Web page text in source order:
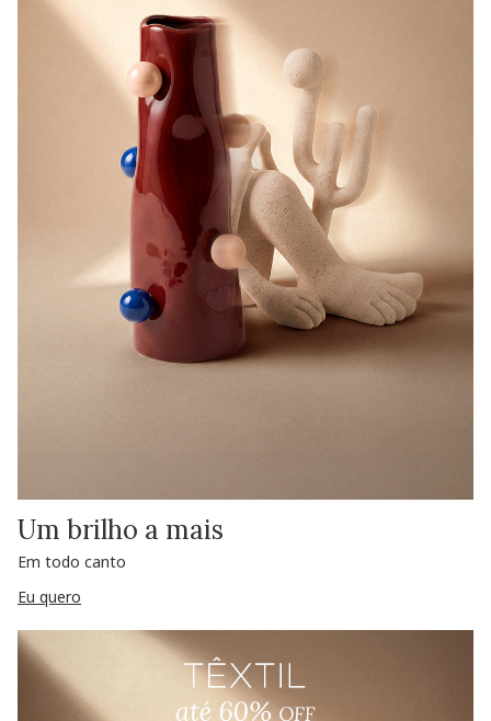
Um brilho a mais
Em todo canto
Eu quero